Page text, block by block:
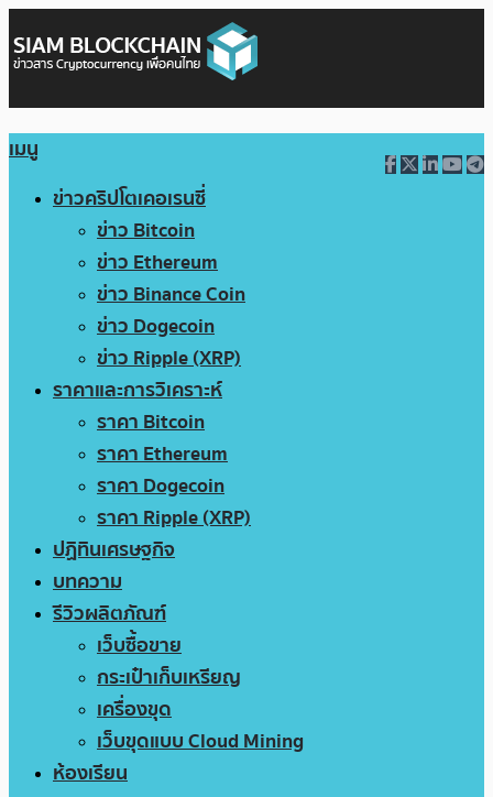
เมนู
ข่าวคริปโตเคอเรนซี่
ข่าว Bitcoin
ข่าว Ethereum
ข่าว Binance Coin
ข่าว Dogecoin
ข่าว Ripple (XRP)
ราคาและการวิเคราะห์
ราคา Bitcoin
ราคา Ethereum
ราคา Dogecoin
ราคา Ripple (XRP)
ปฏิทินเศรษฐกิจ
บทความ
รีวิวผลิตภัณฑ์
เว็บซื้อขาย
กระเป๋าเก็บเหรียญ
เครื่องขุด
เว็บขุดแบบ Cloud Mining
ห้องเรียน